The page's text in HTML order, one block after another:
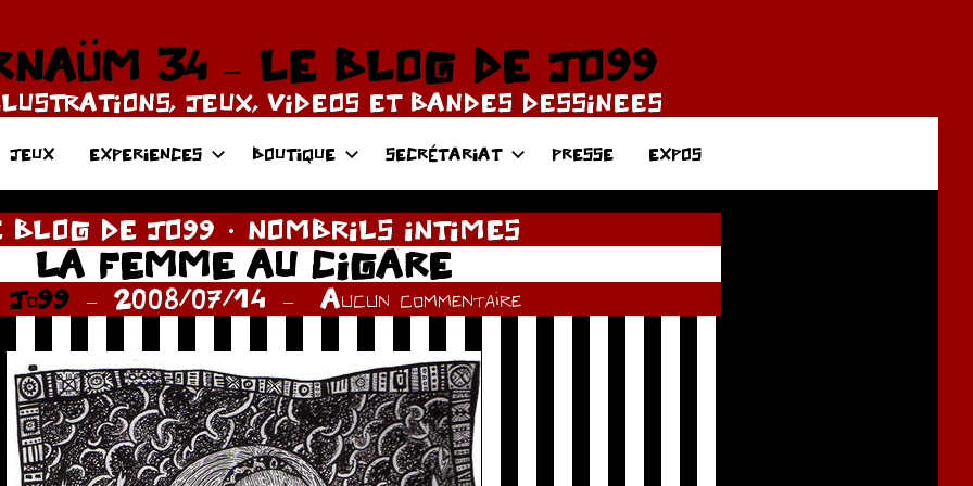
34 – LE BLOG DE JO99
JEUX, VIDEOS ET BANDES DESSINEES
JEUX EXPERIENCES BOUTIQUE SECRÉTARIAT PRESSE EXPOS
BLOG DE JO99 NOMBRILS INTIMES
LA FEMME AU CIGARE
Jo99 2008/07/14 Aucun commentaire